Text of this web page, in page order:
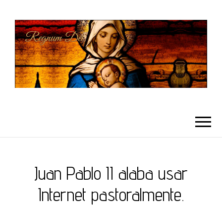
Juan Pablo II alaba usar
Internet pastoralmente.